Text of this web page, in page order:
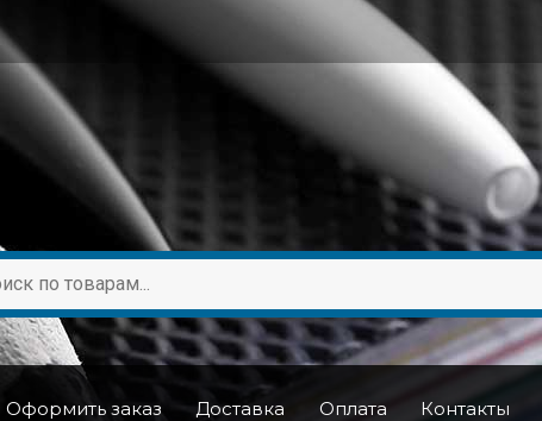
Оформить заказ Доставка Оплата Контакты